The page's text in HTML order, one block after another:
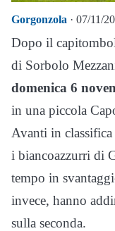
Gorgonzola · 07/11/
Dopo il
di Sorbolo
domenica 6
in una piccola
Avanti in
i biancoazzurri di
tempo in
invece, hanno
sulla seconda.